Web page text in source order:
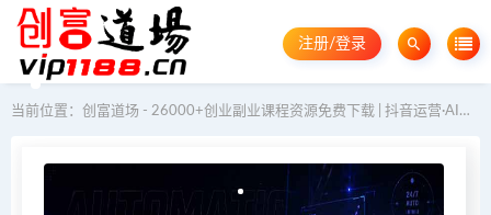
注册/登录
当前位置： 创富道场 - 26000+创业副业课程资源免费下载 | 抖音运营·AI教程·GEO优化